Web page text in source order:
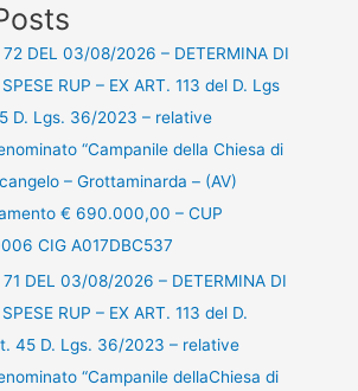
72 DEL 03/08/2026 – DETERMINA DI
RUP – EX ART. 113 del D. Lgs
D. Lgs. 36/2023 – relative
“Campanile della Chiesa di
– Grottaminarda – (AV)
€ 690.000,00 – CUP
CIG A017DBC537
71 DEL 03/08/2026 – DETERMINA DI
RUP – EX ART. 113 del D.
45 D. Lgs. 36/2023 – relative
“Campanile dellaChiesa di